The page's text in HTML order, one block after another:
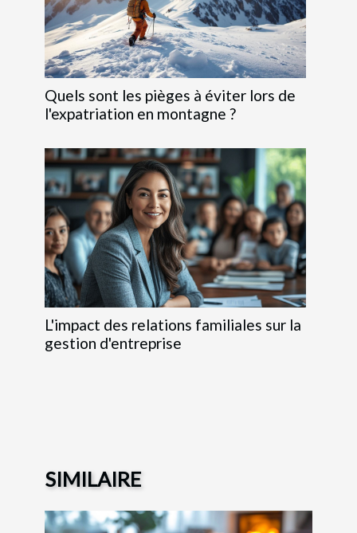
Quels sont les pièges à éviter lors de
l'expatriation en montagne ?
L'impact des relations familiales sur la
gestion d'entreprise
SIMILAIRE